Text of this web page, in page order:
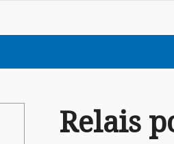
Relais